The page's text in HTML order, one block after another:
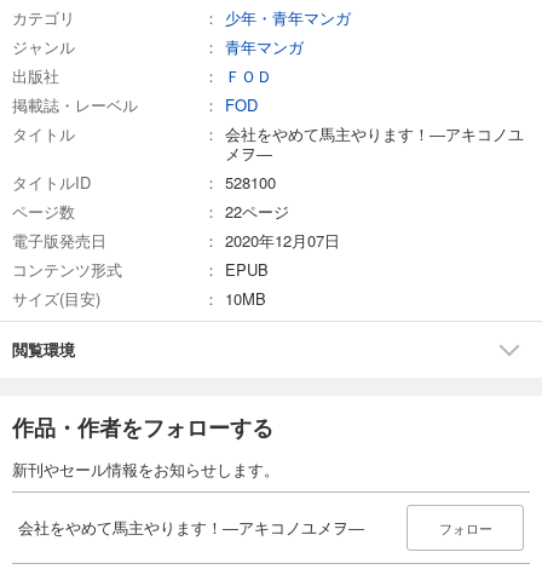
会社をやめて馬主やります！ ― アキコノユメヲ ― 96
試し読み
あらすじを表示する
会社をやめて馬主やります！ ― アキコノユメヲ ― 97
試し読み
110円 (税込)
試し読み
会社をやめて馬主やります！ ― アキコノユメヲ ― 99
カテゴリ
少年・青年マンガ
ジャンル
青年マンガ
出版社
ＦＯＤ
掲載誌・レーベル
FOD
タイトル
会社をやめて馬主やります！―アキコノユ
メヲ―
タイトルID
528100
ページ数
22ページ
電子版発売日
2020年12月07日
コンテンツ形式
EPUB
サイズ(目安)
10MB
閲覧環境
作品・作者をフォローする
新刊やセール情報をお知らせします。
会社をやめて馬主やります！―アキコノユメヲ― フォロー